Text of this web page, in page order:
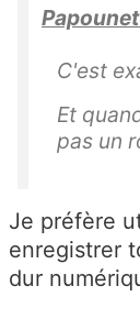
C'est
Et
pas un
Je préfère
enregistrer
dur